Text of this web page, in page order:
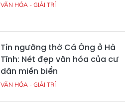
VĂN HÓA - GIẢI TRÍ
Tín ngưỡng thờ Cá Ông ở Hà
Tĩnh: Nét đẹp văn hóa của cư
dân miền biển
VĂN HÓA - GIẢI TRÍ